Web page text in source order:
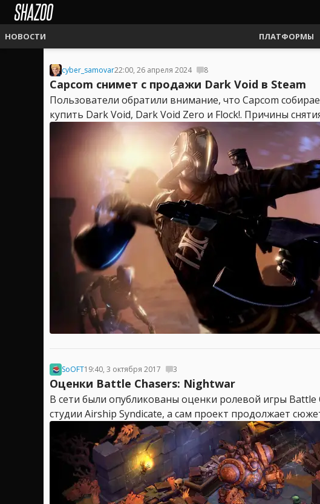
НОВОСТИ ПЛАТФОРМЫ
cyber_samovar22:00, 26 апреля 2024 8
Capcom снимет с продажи Dark Void в Steam
Пользователи обратили внимание, что Capcom
купить Dark Void, Dark Void Zero и Flock!. Причины
SoOFT19:40, 3 октября 2017 3
Оценки Battle Chasers: Nightwar
В сети были опубликованы оценки ролевой игры
студии Airship Syndicate, а сам проект продолжает